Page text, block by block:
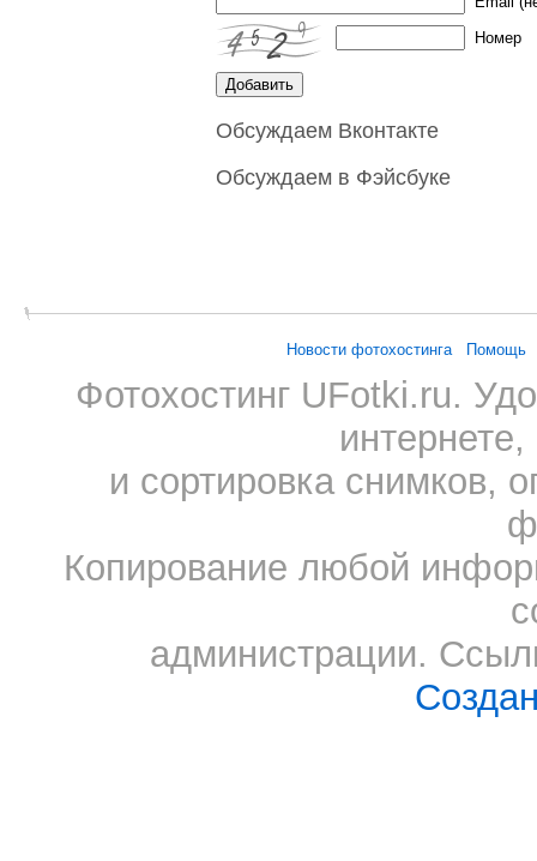
Номер
Обсуждаем Вконтакте
Обсуждаем в Фэйсбуке
Новости фотохостинга Помощь
Фотохостинг UFotki.ru.
и сортировка снимков,
Копирование любой
администрации.